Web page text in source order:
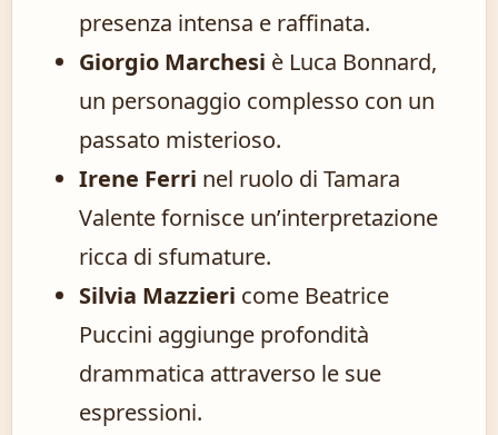
presenza intensa e raffinata.
Giorgio Marchesi è Luca Bonnard,
un personaggio complesso con un
passato misterioso.
Irene Ferri nel ruolo di Tamara
Valente fornisce un’interpretazione
ricca di sfumature.
Silvia Mazzieri come Beatrice
Puccini aggiunge profondità
drammatica attraverso le sue
espressioni.